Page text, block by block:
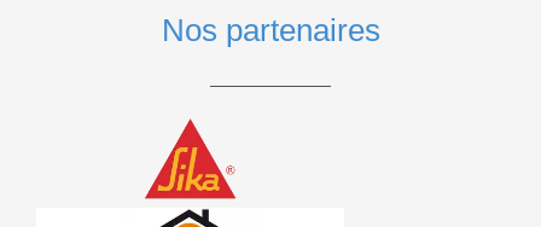
Nos partenaires